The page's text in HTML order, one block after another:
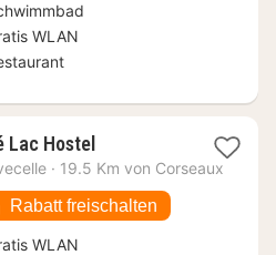
WLAN
Lac Hostel1
Nacht
75,23
€
· 19.5 Km von Corseaux
Rabatt freischalten
WLAN